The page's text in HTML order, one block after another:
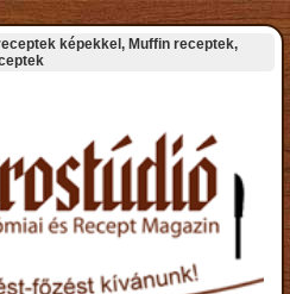
képekkel, Muffin receptek,